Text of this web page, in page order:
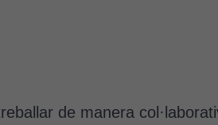
de manera